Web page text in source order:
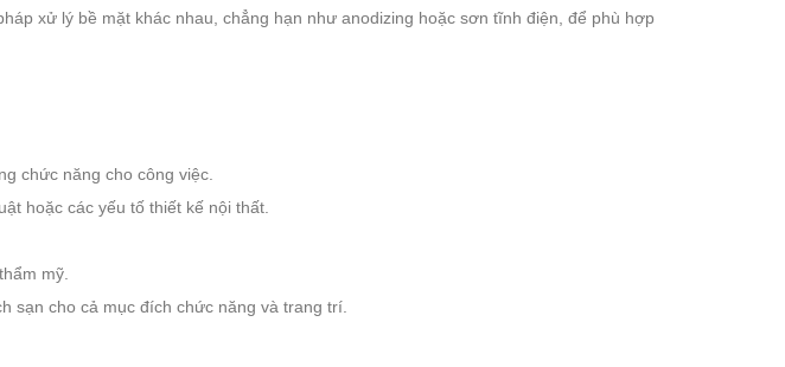
xử lý bề mặt khác nhau, chẳng hạn như anodizing hoặc sơn tĩnh điện, để phù hợp
chức năng cho công việc.
hoặc các yếu tố thiết kế nội thất.
mỹ.
sạn cho cả mục đích chức năng và trang trí.